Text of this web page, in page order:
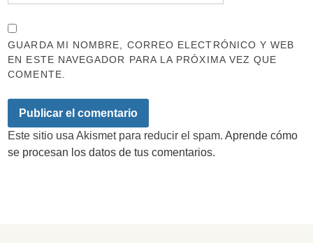
GUARDA MI NOMBRE, CORREO ELECTRÓNICO Y WEB
EN ESTE NAVEGADOR PARA LA PRÓXIMA VEZ QUE
COMENTE.
Este sitio usa Akismet para reducir el spam.Aprende cómo
se procesan los datos de tus comentarios.